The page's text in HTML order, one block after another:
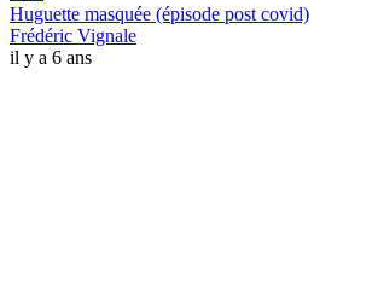
Huguette masquée (épisode post covid)
Frédéric Vignale
il y a 6 ans